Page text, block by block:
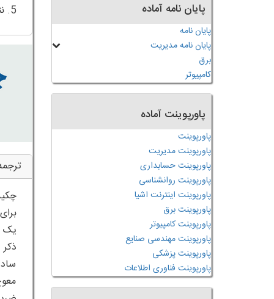
5. نتیجه گیری
پایان نامه آماده
پایان نامه
پایان نامه مدیریت
برق
کامپیوتر
پاورپوینت آماده
پاورپوینت
پاورپوینت مدیریت
پاورپوینت حسابداری
پاورپوینت روانشناسی
پاورپوینت اینترنت اشیا
پاورپوینت برق
پاورپوینت کامپیوتر
پاورپوینت مهندسی صنایع
پاورپوینت پزشکی
پاورپوینت فناوری اطلاعات